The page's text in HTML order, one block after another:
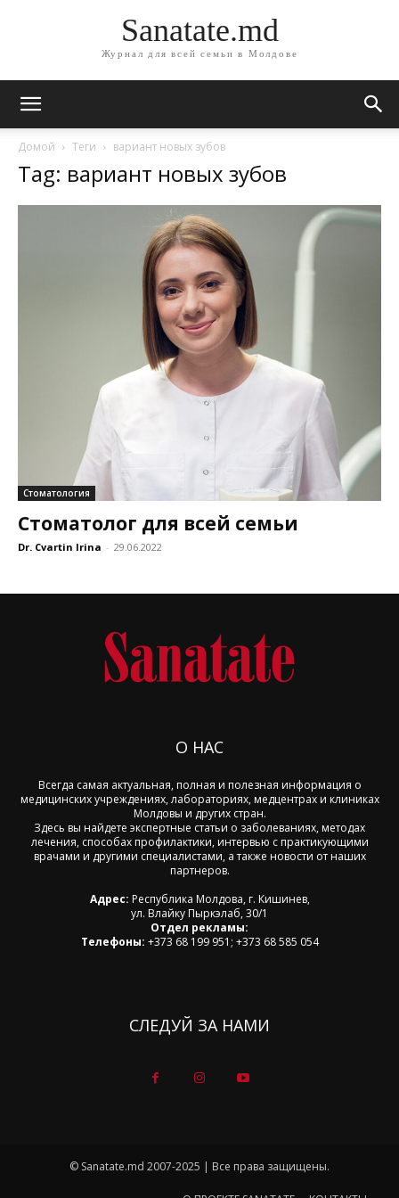
Sanatate.md
Журнал для всей семьи в Молдове
Домой Теги вариант новых зубов
Tag: вариант новых зубов
Стоматология
Стоматолог для всей семьи
Dr. Cvartin Irina - 29.06.2022
О НАС
Всегда самая актуальная, полная и полезная информация о
медицинских учреждениях, лабораториях, медцентрах и клиниках
Молдовы и других стран.
Здесь вы найдете экспертные статьи о заболеваниях, методах
лечения, способах профилактики, интервью с практикующими
врачами и другими специалистами, а также новости от наших
партнеров.
Адрес: Республика Молдова, г. Кишинев,
ул. Влайку Пыркэлаб, 30/1
Отдел рекламы:
Телефоны: +373 68 199 951; +373 68 585 054
СЛЕДУЙ ЗА НАМИ
© Sanatate.md 2007-2025 | Все права защищены.